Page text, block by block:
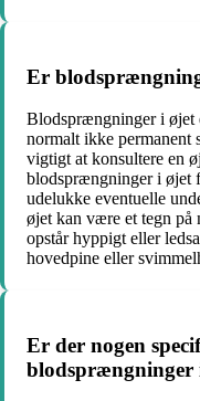
Er
Blodsprængninger i øjet
normalt ikke permanent
vigtigt at konsultere en
blodsprængninger i øjet
udelukke eventuelle
øjet kan være et tegn på
opstår hyppigt eller
hovedpine eller
Er der nogen
blodsprængninger